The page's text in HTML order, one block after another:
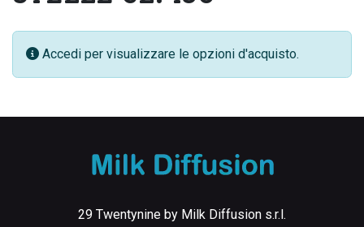
Accedi per visualizzare le opzioni d'acquisto.
29 Twentynine by Milk Diffusion s.r.l.